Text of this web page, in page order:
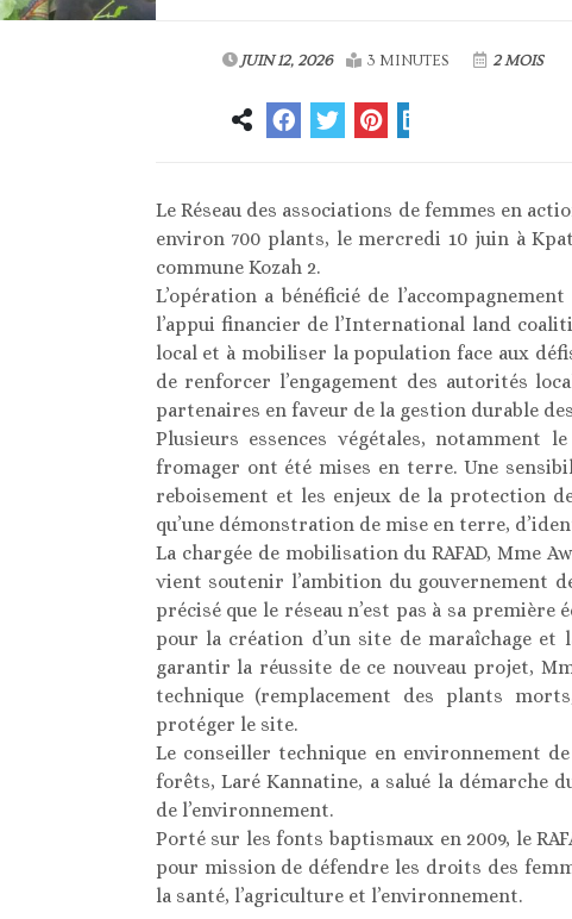
JUIN 12, 2026 3 MINUTES 2 MOIS
Le Réseau des associations de femmes en
environ 700 plants, le mercredi 10 juin à
commune Kozah 2.
L’opération a bénéficié de
l’appui financier de l’International land
local et à mobiliser la population face aux
de renforcer l’engagement des autorités
partenaires en faveur de la gestion durable
Plusieurs essences végétales, notamment
fromager ont été mises en terre. Une
reboisement et les enjeux de la protection
qu’une démonstration de mise en terre,
La chargée de mobilisation du RAFAD, Mme
vient soutenir l’ambition du gouvernement
précisé que le réseau n’est pas à sa
pour la création d’un site de maraîchage et
garantir la réussite de ce nouveau projet,
technique (remplacement des plants
protéger le site.
Le conseiller technique en environnement
forêts, Laré Kannatine, a salué la démarche
de l’environnement.
Porté sur les fonts baptismaux en 2009, le
pour mission de défendre les droits des
la santé, l’agriculture et l’environnement.